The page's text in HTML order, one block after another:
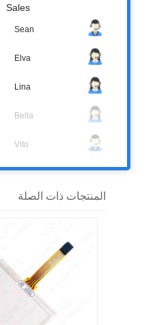
المنتجات ذات الصلة
Sales
Sean
Elva
Lina
Bella
Vito